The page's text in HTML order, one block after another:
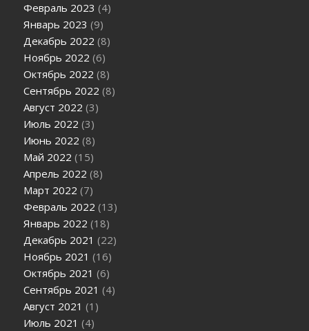
Февраль 2023 (4)
Январь 2023 (9)
Декабрь 2022 (8)
Ноябрь 2022 (6)
Октябрь 2022 (8)
Сентябрь 2022 (8)
Август 2022 (3)
Июль 2022 (3)
Июнь 2022 (8)
Май 2022 (15)
Апрель 2022 (8)
Март 2022 (7)
Февраль 2022 (13)
Январь 2022 (18)
Декабрь 2021 (22)
Ноябрь 2021 (16)
Октябрь 2021 (6)
Сентябрь 2021 (4)
Август 2021 (1)
Июль 2021 (4)